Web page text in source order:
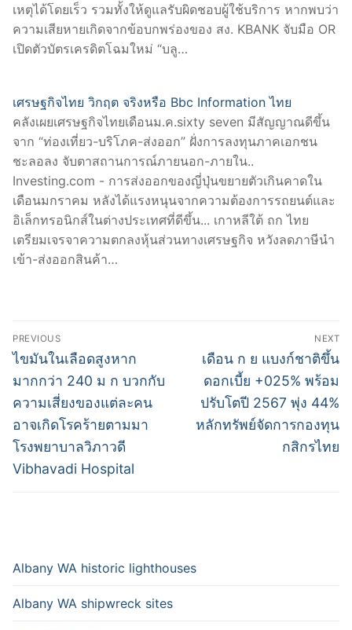
เหตุได้โดยเร็ว รวมทั้งให้ดูแลรับผิดชอบผู้ใช้บริการ หากพบว่า
ความเสียหายเกิดจากข้อบกพร่องของ สง. KBANK จับมือ OR
เปิดตัวบัตรเครดิตโฉมใหม่ “บลู…
เศรษฐกิจไทย วิกฤต จริงหรือ Bbc Information ไทย
คลังเผยเศรษฐกิจไทยเดือนม.ค.sixty seven มีสัญญาณดีขึ้น
จาก “ท่องเที่ยว-บริโภค-ส่งออก” ฝั่งการลงทุนภาคเอกชน
ชะลอลง จับตาสถานการณ์ภายนอก-ภายใน..
Investing.com - การส่งออกของญี่ปุ่นขยายตัวเกินคาดใน
เดือนมกราคม หลังได้แรงหนุนจากความต้องการรถยนต์และ
อิเล็กทรอนิกส์ในต่างประเทศที่ดีขึ้น... เกาหลีใต้ ถก ไทย
เตรียมเจรจาความตกลงหุ้นส่วนทางเศรษฐกิจ หวังลดภาษีนำ
เข้า-ส่งออกสินค้า…
Post
navigation
PREVIOUS
Previous
post:
ไขมันในเลือดสูงหาก
มากกว่า 240 ม ก บวกกับ
ความเสี่ยงของแต่ละคน
อาจเกิดโรคร้ายตามมา
โรงพยาบาลวิภาวดี
Vibhavadi Hospital
NEXT
Next
post:
เดือน ก ย แบงก์ชาติขึ้น
ดอกเบี้ย +025% พร้อม
ปรับโตปี 2567 พุ่ง 44%
หลักทรัพย์จัดการกองทุน
กสิกรไทย
Albany WA historic lighthouses
Albany WA shipwreck sites